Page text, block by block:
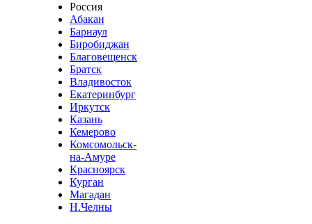
Россия
Абакан
Барнаул
Биробиджан
Благовещенск
Братск
Владивосток
Екатеринбург
Иркутск
Казань
Кемерово
Комсомольск-
на-Амуре
Красноярск
Курган
Магадан
Н.Челны